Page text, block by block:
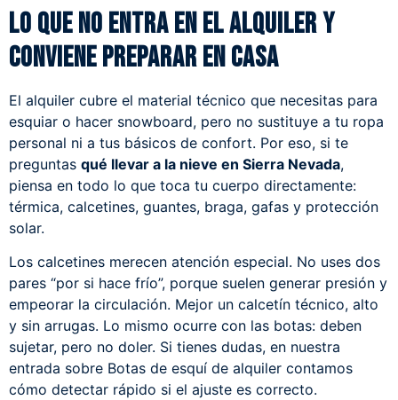
Lo que no entra en el alquiler y
conviene preparar en casa
El alquiler cubre el material técnico que necesitas para
esquiar o hacer snowboard, pero no sustituye a tu ropa
personal ni a tus básicos de confort. Por eso, si te
preguntas qué llevar a la nieve en Sierra Nevada,
piensa en todo lo que toca tu cuerpo directamente:
térmica, calcetines, guantes, braga, gafas y protección
solar.
Los calcetines merecen atención especial. No uses dos
pares “por si hace frío”, porque suelen generar presión y
empeorar la circulación. Mejor un calcetín técnico, alto
y sin arrugas. Lo mismo ocurre con las botas: deben
sujetar, pero no doler. Si tienes dudas, en nuestra
entrada sobre Botas de esquí de alquiler contamos
cómo detectar rápido si el ajuste es correcto.